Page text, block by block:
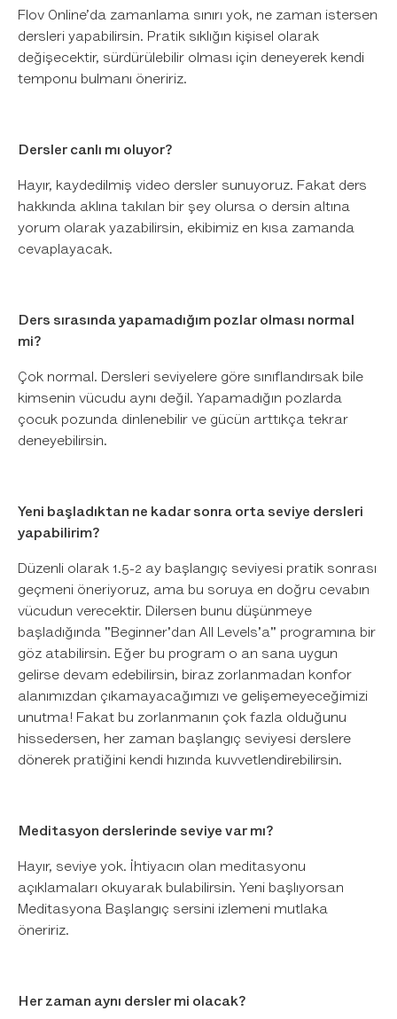
Flov Online’da zamanlama sınırı yok, ne zaman istersen
dersleri yapabilirsin. Pratik sıklığın kişisel olarak
değişecektir, sürdürülebilir olması için deneyerek kendi
temponu bulmanı öneririz.
Dersler canlı mı oluyor?
Hayır, kaydedilmiş video dersler sunuyoruz. Fakat ders
hakkında aklına takılan bir şey olursa o dersin altına
yorum olarak yazabilirsin, ekibimiz en kısa zamanda
cevaplayacak.
Ders sırasında yapamadığım pozlar olması normal
mi?
Çok normal. Dersleri seviyelere göre sınıflandırsak bile
kimsenin vücudu aynı değil. Yapamadığın pozlarda
çocuk pozunda dinlenebilir ve gücün arttıkça tekrar
deneyebilirsin.
Yeni başladıktan ne kadar sonra orta seviye dersleri
yapabilirim?
Düzenli olarak 1.5-2 ay başlangıç seviyesi pratik sonrası
geçmeni öneriyoruz, ama bu soruya en doğru cevabın
vücudun verecektir. Dilersen bunu düşünmeye
başladığında "Beginner'dan All Levels'a" programına bir
göz atabilirsin. Eğer bu program o an sana uygun
gelirse devam edebilirsin, biraz zorlanmadan konfor
alanımızdan çıkamayacağımızı ve gelişemeyeceğimizi
unutma! Fakat bu zorlanmanın çok fazla olduğunu
hissedersen, her zaman başlangıç seviyesi derslere
dönerek pratiğini kendi hızında kuvvetlendirebilirsin.
Meditasyon derslerinde seviye var mı?
Hayır, seviye yok. İhtiyacın olan meditasyonu
açıklamaları okuyarak bulabilirsin. Yeni başlıyorsan
Meditasyona Başlangıç sersini izlemeni mutlaka
öneririz.
Her zaman aynı dersler mi olacak?